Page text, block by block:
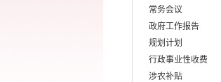
常务会议
政府工作报告
规划计划
行政事业性收费
涉农补贴